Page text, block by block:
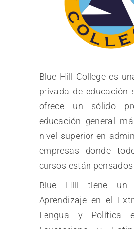
Blue Hill College es
privada de educación
ofrece un sólido
educación general
nivel superior en
empresas donde
cursos están pensados
Blue Hill tiene un
Aprendizaje en el
Lengua y Política